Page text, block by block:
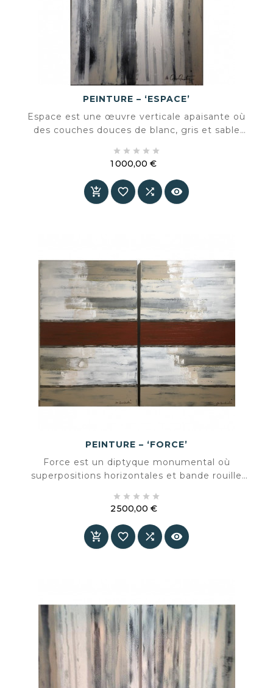
PEINTURE – ‘ESPACE’
Espace est une œuvre verticale apaisante où
des couches douces de blanc, gris et sable
puissante. Une peinture qui ne remplit pas
l’espace — elle le crée.
    
1 000,00 €
   
PEINTURE – ‘FORCE’
Force est un diptyque monumental où
superpositions horizontales et bande rouille
équilibrée mais puissante. Une œuvre qui
dégage du calme tout en insufflant une énergie
marquée à l’espace.
    
2 500,00 €
   